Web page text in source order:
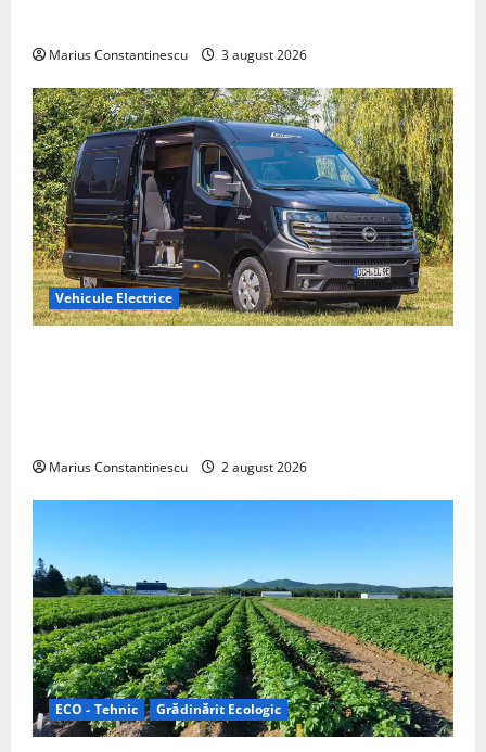
Marius Constantinescu 3 august 2026
Vehicule Electrice
Marius Constantinescu 2 august 2026
ECO - Tehnic Grădinărit Ecologic